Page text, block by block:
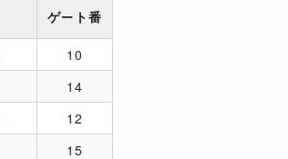
ゲート番
10
14
12
15